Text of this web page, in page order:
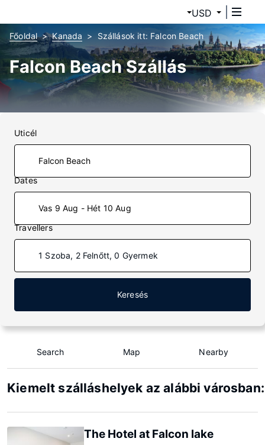
USD
Főoldal Kanada Szállások itt: Falcon Beach
Falcon Beach Szállás
Uticél
Dates
Vas 9 Aug - Hét 10 Aug
Travellers
1 Szoba, 2 Felnőtt, 0 Gyermek
Keresés
Search Map Nearby
Kiemelt szálláshelyek az alábbi
The Hotel at Falcon lake